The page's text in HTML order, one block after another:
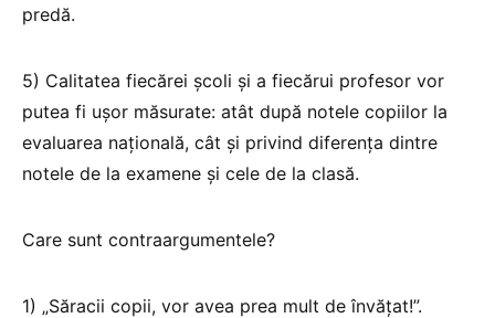
predă.
5) Calitatea fiecărei școli și a fiecărui profesor vor
putea fi ușor măsurate: atât după notele copiilor la
evaluarea națională, cât și privind diferența dintre
notele de la examene și cele de la clasă.
Care sunt contraargumentele?
1) „Săracii copii, vor avea prea mult de învățat!”.